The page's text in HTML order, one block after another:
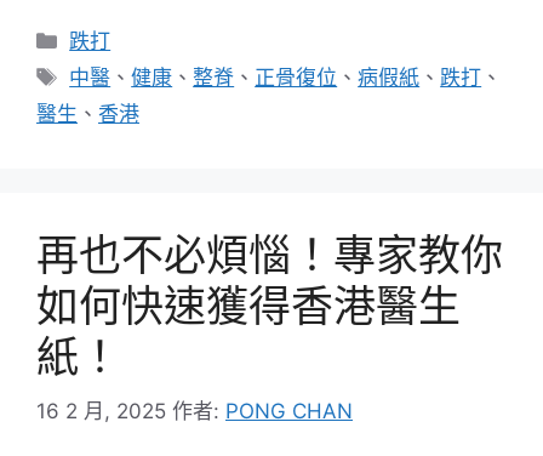
分
類
跌打
標
籤
中醫 、健康 、整脊 、 正骨復位 、病假紙 、跌打 、
醫生 、 香港
再也不必煩惱！專家教你
如何快速獲得香港醫生
紙！
16 2 月, 2025 作者: PONG CHAN